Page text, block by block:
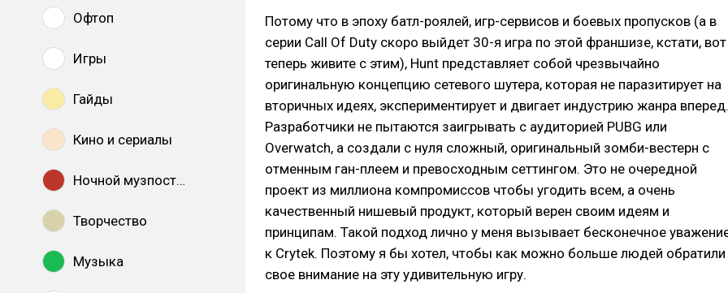
Офтоп
Игры
Гайды
Кино и сериалы
Ночной музпостинг
Творчество
Музыка
Потому что в эпоху батл-роялей, игр-сервисов и боевых пропусков (а в
серии Call Of Duty скоро выйдет 30-я игра по этой франшизе, кстати, вот
теперь живите с этим), Hunt представляет собой чрезвычайно
оригинальную концепцию сетевого шутера, которая не паразитирует на
вторичных идеях, экспериментирует и двигает индустрию жанра вперед.
Разработчики не пытаются заигрывать с аудиторией PUBG или
Overwatch, а создали с нуля сложный, оригинальный зомби-вестерн с
отменным ган-плеем и превосходным сеттингом. Это не очередной
проект из миллиона компромиссов чтобы угодить всем, а очень
качественный нишевый продукт, который верен своим идеям и
принципам. Такой подход лично у меня вызывает бесконечное
к Crytek. Поэтому я бы хотел, чтобы как можно больше людей обратили
свое внимание на эту удивительную игру.